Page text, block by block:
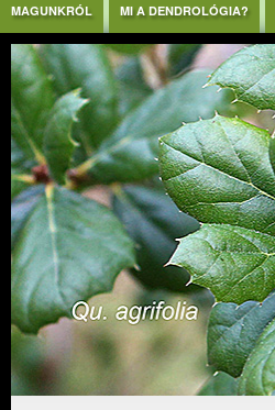
MAGUNKRÓL MI A DENDROLÓGIA?